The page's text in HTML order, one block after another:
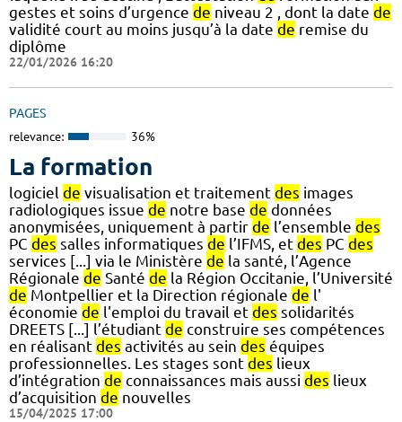
gestes et soins d’urgence de niveau 2 , dont la date de
validité court au moins jusqu’à la date de remise du
diplôme
22/01/2026 16:20
PAGES
relevance: 36%
La formation
logiciel de visualisation et traitement des images
radiologiques issue de notre base de données
anonymisées, uniquement à partir de l’ensemble des
PC des salles informatiques de l’IFMS, et des PC des
services [...] via le Ministère de la santé, l’Agence
Régionale de Santé de la Région Occitanie, l’Université
de Montpellier et la Direction régionale de l'
économie de l'emploi du travail et des solidarités
DREETS [...] l’étudiant de construire ses compétences
en réalisant des activités au sein des équipes
professionnelles. Les stages sont des lieux
d’intégration de connaissances mais aussi des lieux
d’acquisition de nouvelles
15/04/2025 17:00